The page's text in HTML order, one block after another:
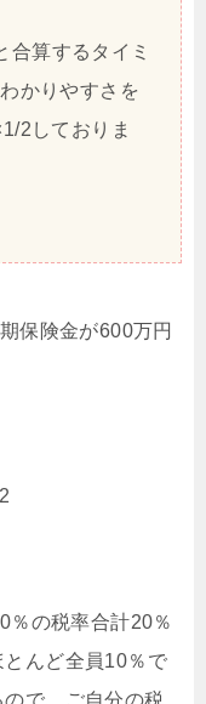
算するタイミ
かりやすさを
2しておりま
保険金が600万円
％の税率合計20％
んど全員10％で
で、ご自分の税